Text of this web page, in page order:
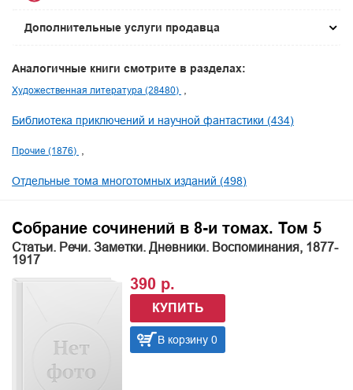
Дополнительные услуги продавца
Аналогичные книги смотрите в разделах:
Художественная литература (28480)
Библиотека приключений и научной фантастики (434)
Прочие (1876)
Отдельные тома многотомных изданий (498)
Собрание сочинений в 8-и томах. Том 5
Статьи. Речи. Заметки. Дневники. Воспоминания, 1877-
1917
390 р.
КУПИТЬ
В корзину 0